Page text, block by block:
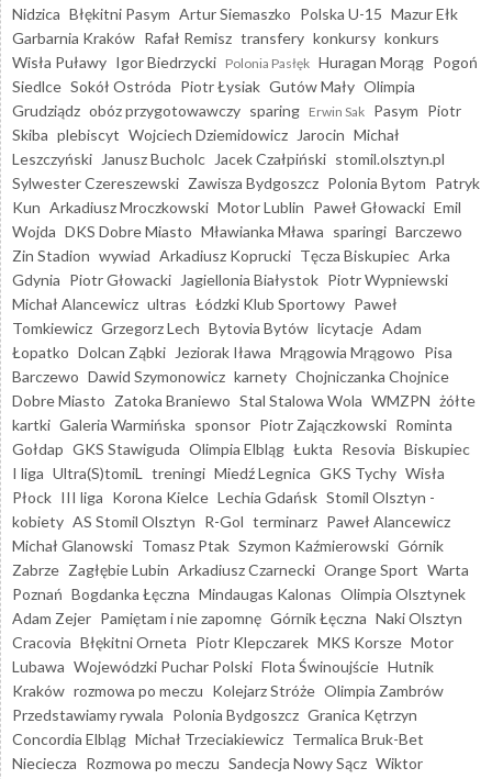
Nidzica Błękitni Pasym Artur Siemaszko Polska U-15 Mazur Ełk
Garbarnia Kraków Rafał Remisz transfery konkursy konkurs
Wisła Puławy Igor Biedrzycki Polonia Pasłęk Huragan Morąg Pogoń
Siedlce Sokół Ostróda Piotr Łysiak Gutów Mały Olimpia
Grudziądz obóz przygotowawczy sparing Erwin Sak Pasym Piotr
Skiba plebiscyt Wojciech Dziemidowicz Jarocin Michał
Leszczyński
Janusz Bucholc Jacek Czałpiński stomil.olsztyn.pl
Sylwester Czereszewski Zawisza Bydgoszcz Polonia Bytom Patryk
Kun Arkadiusz Mroczkowski Motor Lublin Paweł Głowacki Emil
Wojda DKS Dobre Miasto Mławianka Mława sparingi Barczewo
Zin Stadion wywiad Arkadiusz Koprucki Tęcza Biskupiec Arka
Gdynia Piotr Głowacki Jagiellonia Białystok Piotr Wypniewski
Michał Alancewicz ultras Łódzki Klub Sportowy Paweł
Tomkiewicz Grzegorz Lech Bytovia Bytów licytacje Adam
Łopatko Dolcan Ząbki Jeziorak Iława Mrągowia Mrągowo Pisa
Barczewo Dawid Szymonowicz karnety Chojniczanka Chojnice
Dobre Miasto Zatoka Braniewo Stal Stalowa Wola WMZPN żółte
kartki Galeria Warmińska sponsor Piotr Zajączkowski Rominta
Gołdap GKS Stawiguda Olimpia Elbląg Łukta Resovia Biskupiec
I liga Ultra(S)tomiL treningi Miedź Legnica GKS Tychy Wisła
Płock III liga Korona Kielce Lechia Gdańsk Stomil Olsztyn -
kobiety AS Stomil Olsztyn R-Gol terminarz Paweł Alancewicz
Michał Glanowski Tomasz Ptak Szymon Kaźmierowski Górnik
Zabrze Zagłębie Lubin Arkadiusz Czarnecki Orange Sport Warta
Poznań Bogdanka Łęczna Mindaugas Kalonas Olimpia Olsztynek
Adam Zejer Pamiętam i nie zapomnę Górnik Łęczna Naki Olsztyn
Cracovia Błękitni Orneta Piotr Klepczarek MKS Korsze Motor
Lubawa Wojewódzki Puchar Polski Flota Świnoujście Hutnik
Kraków rozmowa po meczu Kolejarz Stróże Olimpia Zambrów
Przedstawiamy rywala Polonia Bydgoszcz Granica Kętrzyn
Concordia Elbląg Michał Trzeciakiewicz Termalica Bruk-Bet
Nieciecza Rozmowa po meczu Sandecja Nowy Sącz Wiktor